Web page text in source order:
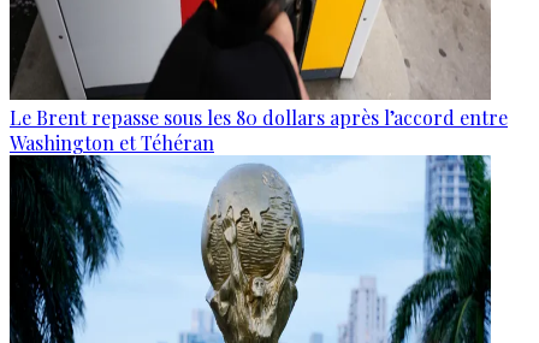
Le Brent repasse sous les 80 dollars après l’accord entre
Washington et Téhéran